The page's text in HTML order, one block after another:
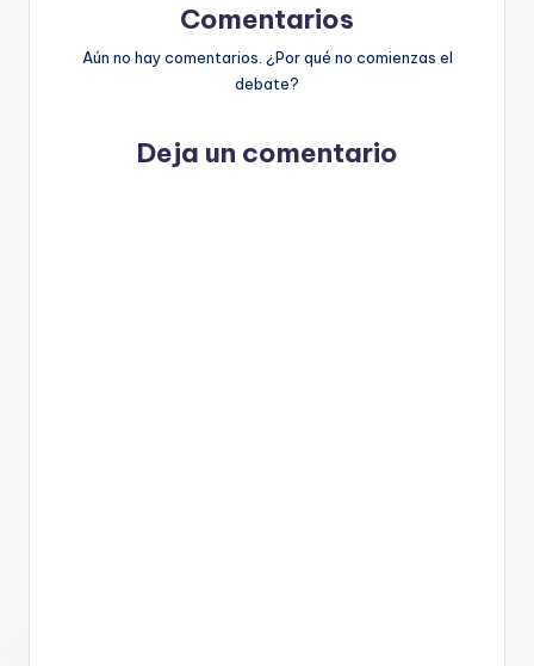
Comentarios
Aún no hay comentarios. ¿Por qué no comienzas el
debate?
Deja un comentario